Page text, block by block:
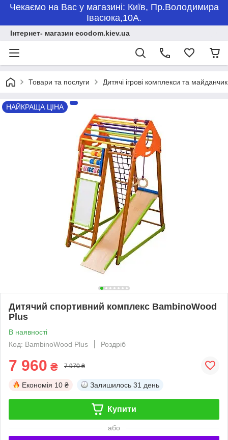
Чекаємо на Вас у магазині: Київ, Пр.Володимира
Івасюка,10А.
Інтернет- магазин ecodom.kiev.ua
Товари та послуги Дитячі ігрові комплекси та
НАЙКРАЩА ЦІНА
Дитячий спортивний комплекс BambinoWood
Plus
В наявності
Код: BambinoWood Plus
Роздріб
7 960 ₴ 7 970 ₴
Економія 10 ₴ Залишилось 31 день
Купити
або